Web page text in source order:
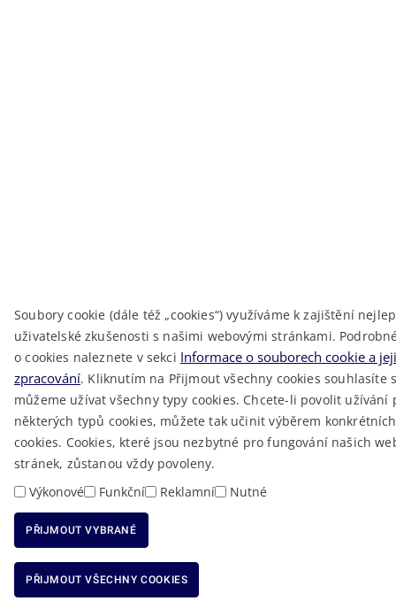
Soubory cookie (dále též „cookies“) využíváme k zajištění
uživatelské zkušenosti s našimi webovými stránkami.
o cookies naleznete v sekci Informace o souborech cookie a
zpracování. Kliknutím na Přijmout všechny cookies souhlasíte
můžeme užívat všechny typy cookies. Chcete-li povolit užívání
některých typů cookies, můžete tak učinit výběrem
cookies. Cookies, které jsou nezbytné pro fungování našich
stránek, zůstanou vždy povoleny.
Výkonové
Funkční Reklamní Nutné
PŘIJMOUT VYBRANÉ
PŘIJMOUT VŠECHNY COOKIES
ODMÍTNOUT VŠECHNY COOKIES